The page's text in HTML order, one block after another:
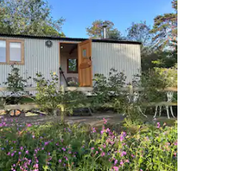
5, recenzija: 70